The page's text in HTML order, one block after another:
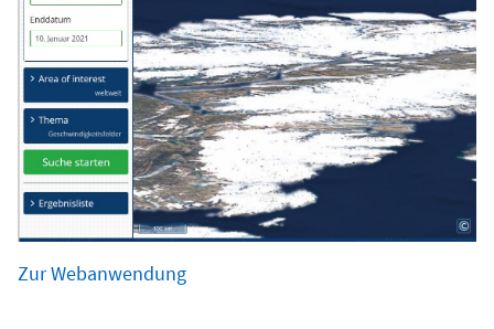
Zur Webanwendung